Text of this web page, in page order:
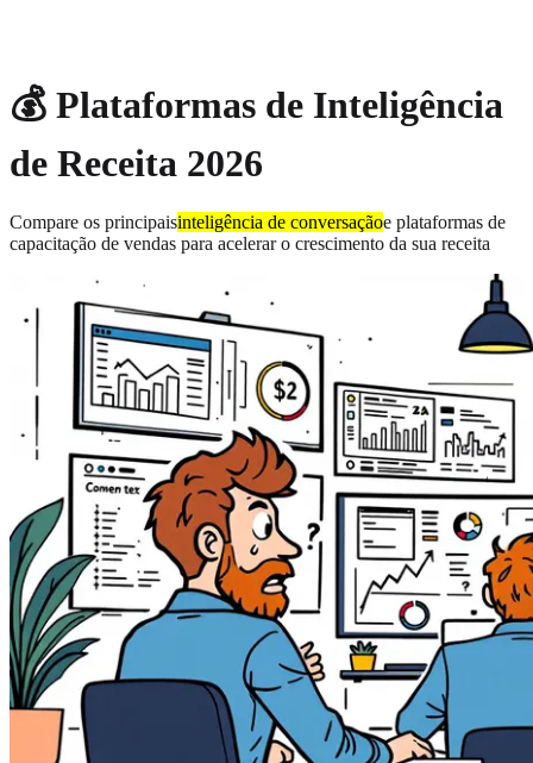
💰 Plataformas de Inteligência
de Receita 2026
Compare os principaisinteligência de conversaçãoe plataformas de
capacitação de vendas para acelerar o crescimento da sua receita